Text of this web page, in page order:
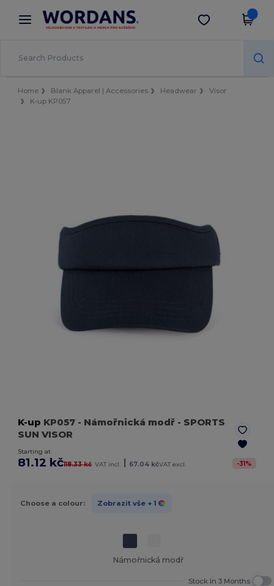
× Aplikace Wordans
Lepší ceny v aplikaci!
Stáhnout app
Home Blank Apparel | Accessories Headwear
Visor
K-up KP057
K-up KP057 - Námořnická modř - SPORTS
SUN VISOR
Starting at
81.12 kč118.33 kč VAT incl. | 67.04 kčVAT excl. -31%
Choose a colour: Zobrazit vše + 1
Námořnická modř
Stock In 3 Months